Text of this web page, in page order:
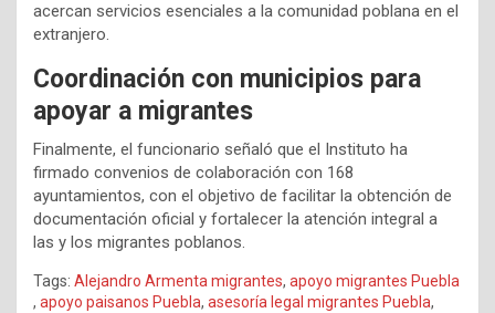
acercan servicios esenciales a la comunidad poblana en el
extranjero.
Coordinación con municipios para
apoyar a migrantes
Finalmente, el funcionario señaló que el Instituto ha
firmado convenios de colaboración con 168
ayuntamientos, con el objetivo de facilitar la obtención de
documentación oficial y fortalecer la atención integral a
las y los migrantes poblanos.
Tags: Alejandro Armenta migrantes, apoyo migrantes Puebla
, apoyo paisanos Puebla, asesoría legal migrantes Puebla,